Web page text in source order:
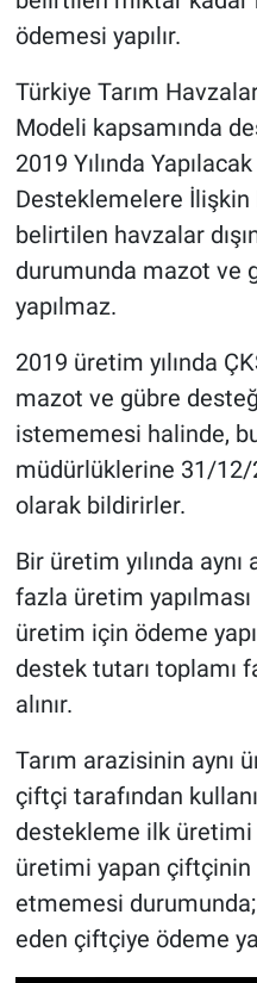
ödemesi yapılır.
Türkiye Tarım
Modeli kapsamında
2019 Yılında
Desteklemelere
belirtilen havzalar
durumunda mazot ve
yapılmaz.
2019 üretim yılında
mazot ve gübre
istememesi halinde,
müdürlüklerine 31/12/
olarak bildirirler.
Bir üretim yılında
fazla üretim
üretim için ödeme
destek tutarı toplamı
alınır.
Tarım arazisinin aynı
çiftçi tarafından
destekleme ilk
üretimi yapan
etmemesi
eden çiftçiye ödeme